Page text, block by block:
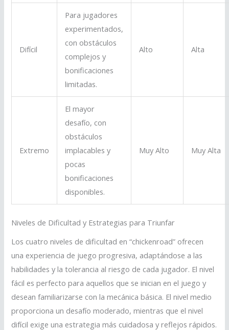
Difícil
Para jugadores
experimentados,
con obstáculos
complejos y
bonificaciones
limitadas.
Alto Alta
Extremo
El mayor
desafío, con
obstáculos
implacables y
pocas
bonificaciones
disponibles.
Muy Alto Muy Alta
Niveles de Dificultad y Estrategias para Triunfar
Los cuatro niveles de dificultad en “chickenroad” ofrecen
una experiencia de juego progresiva, adaptándose a las
habilidades y la tolerancia al riesgo de cada jugador. El nivel
fácil es perfecto para aquellos que se inician en el juego y
desean familiarizarse con la mecánica básica. El nivel medio
proporciona un desafío moderado, mientras que el nivel
difícil exige una estrategia más cuidadosa y reflejos rápidos.